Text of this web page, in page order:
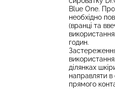
Blue One.
необхідно
(вранці та
годин.
ділянках
направляти в
прямого